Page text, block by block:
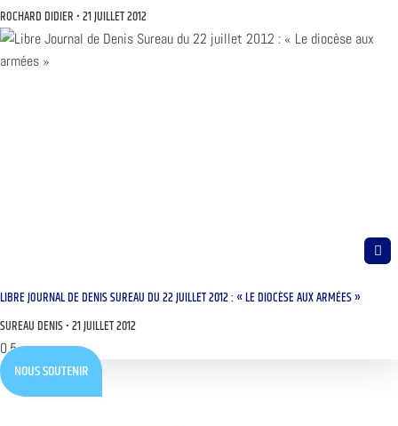
ROCHARD DIDIER 21 JUILLET 2012
LIBRE JOURNAL DE DENIS SUREAU DU 22 JUILLET 2012 : « LE DIOCÈSE AUX ARMÉES »
SUREAU DENIS 21 JUILLET 2012
NOUS SOUTENIR